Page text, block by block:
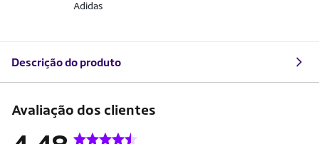
Adidas
Descrição do produto
Avaliação dos clientes